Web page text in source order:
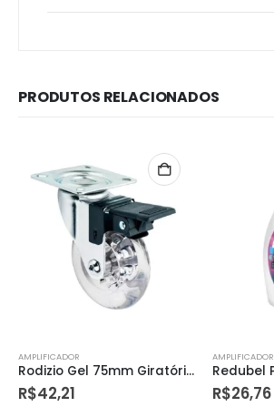
PRODUTOS RELACIONADOS
AMPLIFICADOR
Redubel Ph (redutor de Ph) 1 Litro – Bel
R$26,76
AMPLIFICADOR
R$1,99